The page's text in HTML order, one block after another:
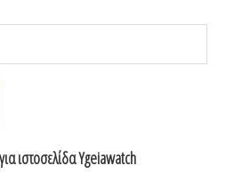
ιστοσελίδα Ygeiawatch